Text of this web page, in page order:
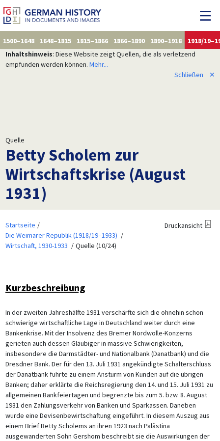
1500–1648 1648–1815 1815–1866 1866–1890 1890–1918
1918/
Inhaltshinweis: Diese Website zeigt Quellen, die als verletzend
empfunden werden können. Mehr...
Schließen
✕
Quelle
Betty Scholem zur
Wirtschaftskrise (August
1931)
Startseite
Die Weimarer Republik (1918/19–1933)
Wirtschaft, 1930-1933
Quelle (10/24)
Druckansicht
Kurzbeschreibung
In der zweiten Jahreshälfte 1931 verschärfte sich die ohnehin schon
schwierige wirtschaftliche Lage in Deutschland weiter durch eine
Bankenkrise. Mit der Insolvenz des Bremer Nordwolle-Konzerns
gerieten auch dessen Gläubiger in massive Schwierigkeiten,
insbesondere die Darmstädter- und Nationalbank (Danatbank) und die
Dresdner Bank. Der für den 13. Juli 1931 angekündigte Schalterschluss
der Danatbank führte zu einem Ansturm von Kunden auf die übrigen
Banken; daher erklärte die Reichsregierung den 14. und 15. Juli 1931 zu
allgemeinen Bankfeiertagen und begrenzte bis zum 5. bzw. 8. August
1931 den Zahlungsverkehr von Banken und Sparkassen. Daneben
wurde eine Devisenbewirtschaftung eingeführt. In diesem Auszug aus
einem Brief Betty Scholems an ihren 1923 nach Palästina
ausgewanderten Sohn Gershom beschreibt sie die Auswirkungen der